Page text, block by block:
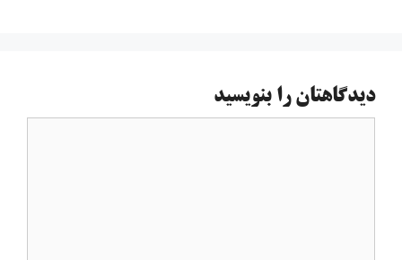
دیدگاهتان را بنویسید